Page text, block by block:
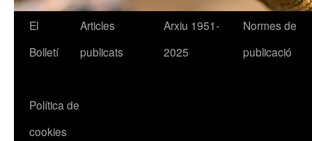
El
Bolletí
Articles
publicats
Arxiu 1951-
2025
Normes de
publicació
Política de
cookies